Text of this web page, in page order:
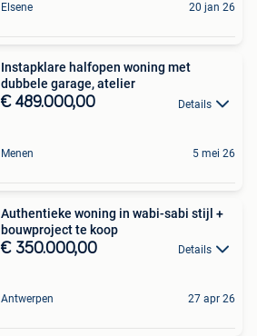
Elsene 20 jan 26
Instapklare halfopen woning met
dubbele garage, atelier
€ 489.000,00 Details
Menen 5 mei 26
Authentieke woning in wabi-sabi stijl +
bouwproject te koop
€ 350.000,00 Details
Antwerpen 27 apr 26